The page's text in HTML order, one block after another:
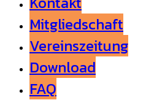
Mitgliedschaft
Vereinszeitung
Download
FAQ